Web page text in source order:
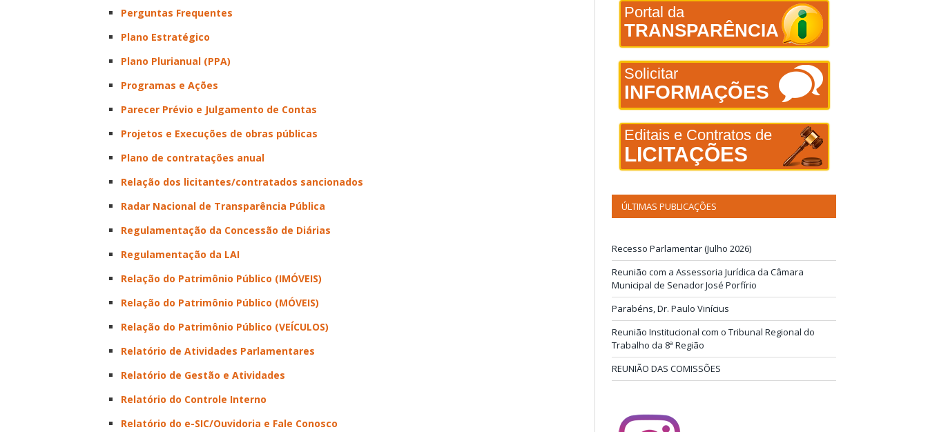
Perguntas Frequentes
Plano Estratégico
Plano Plurianual (PPA)
Programas e Ações
Parecer Prévio e Julgamento de Contas
Projetos e Execuções de obras públicas
Plano de contratações anual
Relação dos licitantes/contratados sancionados
Radar Nacional de Transparência Pública
Regulamentação da Concessão de Diárias
Regulamentação da LAI
Relação do Patrimônio Público (IMÓVEIS)
Relação do Patrimônio Público (MÓVEIS)
Relação do Patrimônio Público (VEÍCULOS)
Relatório de Atividades Parlamentares
Relatório de Gestão e Atividades
Relatório do Controle Interno
Relatório do e-SIC/Ouvidoria e Fale Conosco
Portal da
TRANSPARÊNCIA
Solicitar
INFORMAÇÕES
Editais e Contratos de
LICITAÇÕES
ÚLTIMAS PUBLICAÇÕES
Recesso Parlamentar (Julho 2026)
Reunião com a Assessoria Jurídica da Câmara
Municipal de Senador José Porfírio
Parabéns, Dr. Paulo Vinícius
Reunião Institucional com o Tribunal Regional do
Trabalho da 8ª Região
REUNIÃO DAS COMISSÕES